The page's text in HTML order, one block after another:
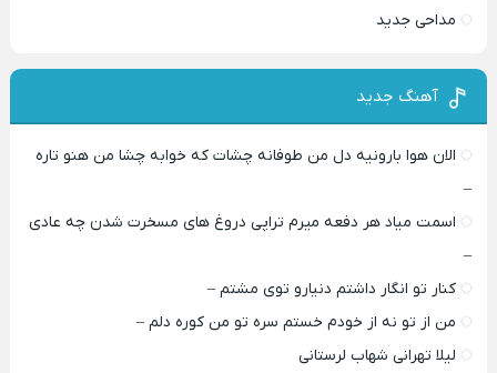
مداحی جدید
آهنگ جدید
الان هوا بارونیه دل من طوفانه چشات که خوابه چشا من هنو تاره
–
اسمت میاد هر دفعه میرم تراپی دروغ‌ های مسخرت شدن چه عادی
–
کنار تو انگار داشتم دنیارو توی مشتم –
من از تو نه از خودم خستم سره تو من کوره دلم –
لیلا تهرانی شهاب لرستانی